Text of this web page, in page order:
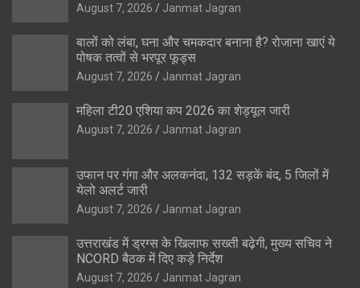
August 7, 2026 Janmat Jagran
बालों को लंबा, घना और चमकदार बनाना है? रोजाना खाएं ये
पोषक तत्वों से भरपूर फूड्स
August 7, 2026 Janmat Jagran
महिला टी20 एशिया कप 2026 का शेड्यूल जारी
August 7, 2026 Janmat Jagran
उफान पर गंगा और अलकनंदा, 132 सड़कें बंद, 5 जिलों में
येलो अलर्ट जारी
August 7, 2026 Janmat Jagran
उत्तराखंड में ड्रग्स के खिलाफ सख्ती बढ़ेगी, मुख्य सचिव ने
NCORD बैठक में दिए कड़े निर्देश
August 7, 2026 Janmat Jagran